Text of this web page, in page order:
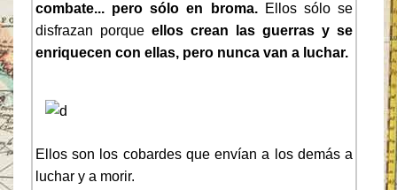
combate... pero sólo en broma.Ellos sólo se
disfrazan porque ellos crean las guerras y se
enriquecen con ellas, pero nunca van a luchar.
Ellos son los cobardes que envían a los demás a
luchar y a morir.